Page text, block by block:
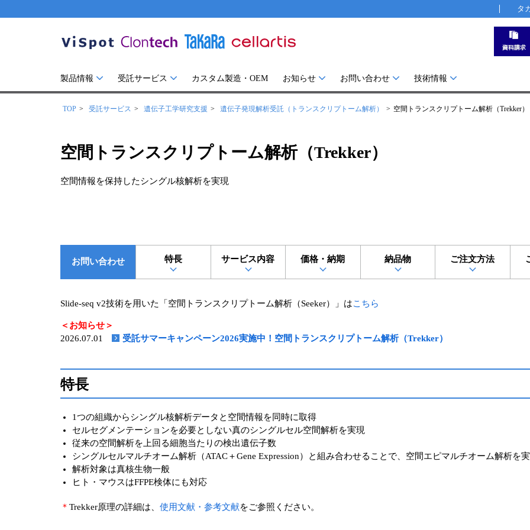
タ
製品情報 受託サービス カスタム製造・OEM お知らせ お問い合わせ 技術情報
TOP 受託サービス 遺伝子工学研究支援 遺伝子発現解析受託（トランスクリプトーム解析） 空間トランスクリプトーム解析（Trekker）
空間トランスクリプトーム解析（Trekker）
空間情報を保持したシングル核解析を実現
お問い合わせ 特長 サービス内容 価格・納期 納品物 ご注文方法
Slide-seq v2技術を用いた「空間トランスクリプトーム解析（Seeker）」はこちら
＜お知らせ＞
2026.07.01
受託サマーキャンペーン2026実施中！空間トランスクリプトーム解析（Trekker）
特長
1つの組織からシングル核解析データと空間情報を同時に取得
セルセグメンテーションを必要としない真のシングルセル空間解析を実現
従来の空間解析を上回る細胞当たりの検出遺伝子数
シングルセルマルチオーム解析（ATAC＋Gene Expression）と組み合わせることで、空間エピマルチオーム解析を
解析対象は真核生物一般
ヒト・マウスはFFPE検体にも対応
＊ Trekker原理の詳細は、 使用文献・参考文献をご参照ください。